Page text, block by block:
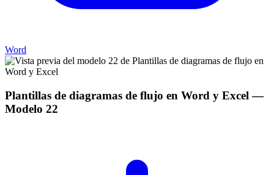
Word
Plantillas de diagramas de flujo en Word y Excel —
Modelo 22